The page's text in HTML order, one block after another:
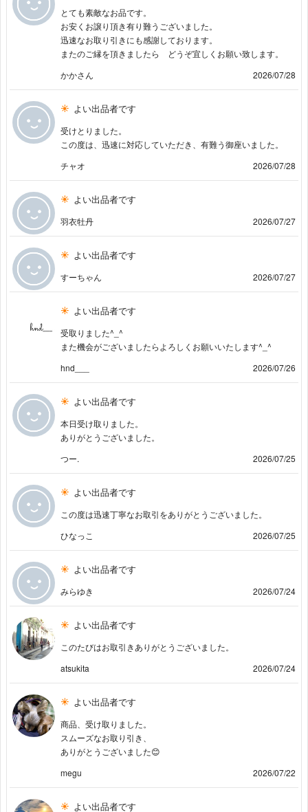
とても素敵なお品です。
お安くお譲り頂き有り難うございました。
迅速なお取り引きにも感謝しております。
またのご縁を頂きましたら どうぞ宜しくお願い致します。
かかさん
2026/07/28
よい出品者です
受けとりました。
この度は、迅速に対応していただき、有難う御座いました。
チャオ
2026/07/28
よい出品者です
羽衣牡丹 2026/07/27
よい出品者です
すーちゃん 2026/07/27
よい出品者です
受取りました^_^
また機会がございましたらよろしくお願いいたします^_^
hnd___
2026/07/26
よい出品者です
本日受け取りました。
ありがとうございました。
つー.
2026/07/25
よい出品者です
この度は迅速丁寧なお取引をありがとうございました。
ひなっこ
2026/07/25
よい出品者です
みらゆき 2026/07/24
よい出品者です
このたびはお取引きありがとうございました。
atsukita
2026/07/24
よい出品者です
商品、受け取りました。
スムーズなお取り引き、
ありがとうございました😊
megu
2026/07/22
よい出品者です